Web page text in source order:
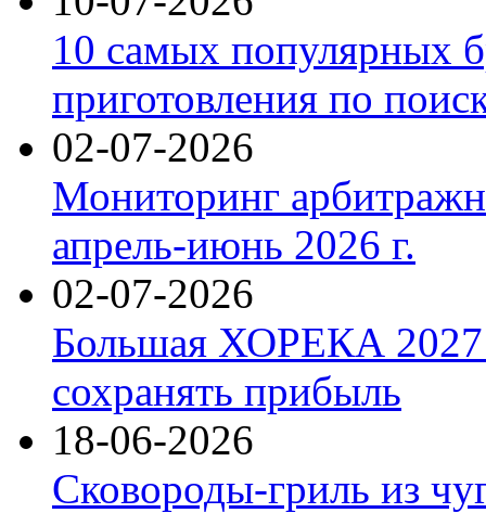
10 самых популярных
приготовления по
02-07-2026
Мониторинг
апрель-июнь 2026 г.
02-07-2026
Большая ХОРЕКА 2027:
сохранять прибыль
18-06-2026
Сковороды-гриль из